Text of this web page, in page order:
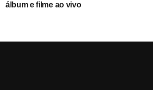
álbum e filme ao vivo